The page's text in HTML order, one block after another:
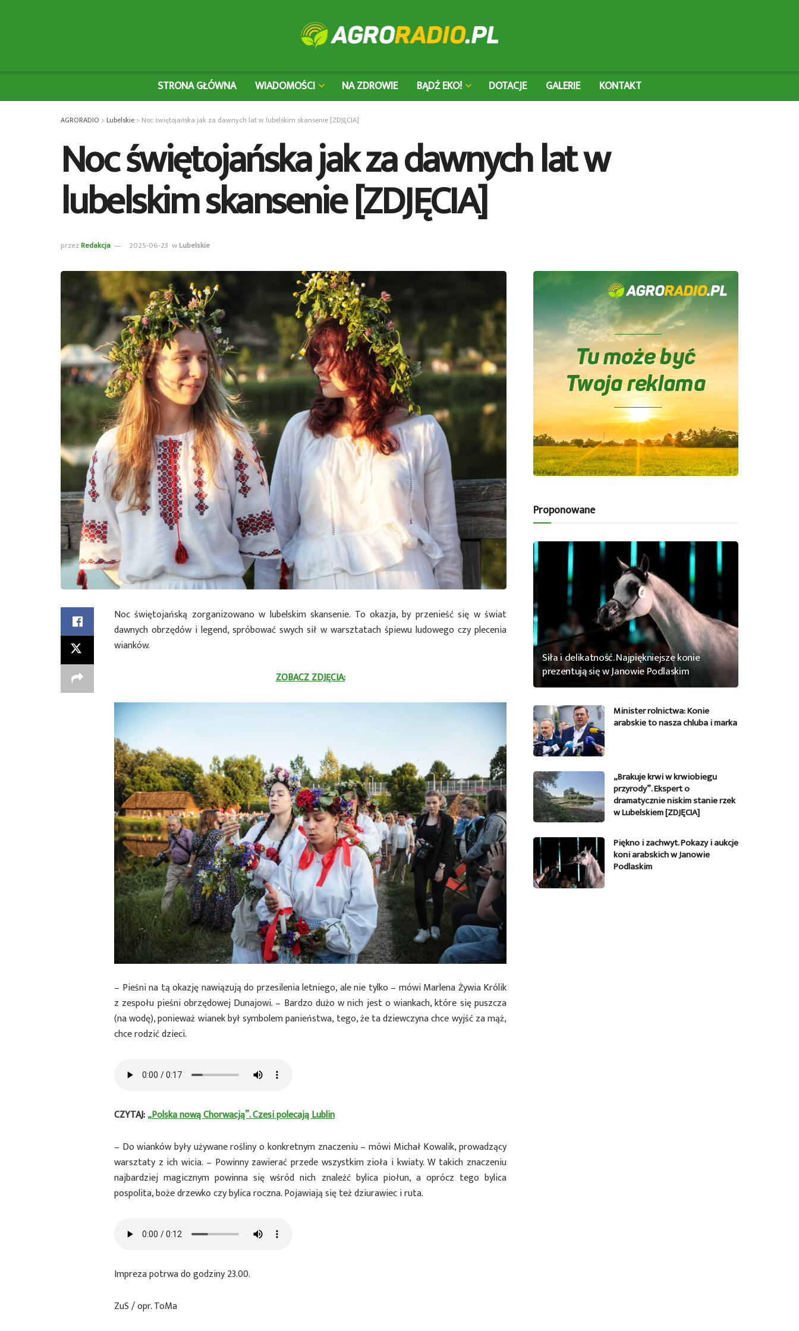
STRONA GŁÓWNA WIADOMOŚCI NA ZDROWIE BĄDŹ EKO! DOTACJE GALERIE KONTAKT
AGRORADIO >Lubelskie > Noc świętojańska jak za dawnych lat w lubelskim skansenie [ZDJĘCIA]
Noc świętojańska jak za dawnych lat w
lubelskim skansenie [ZDJĘCIA]
przezRedakcja 2025-06-23 wLubelskie
Noc świętojańską zorganizowano w lubelskim skansenie. To okazja, by przenieść się w świat
dawnych obrzędów i legend, spróbować swych sił w warsztatach śpiewu ludowego czy plecenia
wianków.
ZOBACZ ZDJĘCIA:
– Pieśni na tą okazję nawiązują do przesilenia letniego, ale nie tylko – mówi Marlena Żywia Królik
z zespołu pieśni obrzędowej Dunajowi. – Bardzo dużo w nich jest o wiankach, które się puszcza
(na wodę), ponieważ wianek był symbolem panieństwa, tego, że ta dziewczyna chce wyjść za mąż,
chce rodzić dzieci.
CZYTAJ:„Polska nową Chorwacją”. Czesi polecają Lublin
– Do wianków były używane rośliny o konkretnym znaczeniu – mówi Michał Kowalik, prowadzący
warsztaty z ich wicia. – Powinny zawierać przede wszystkim zioła i kwiaty. W takich znaczeniu
najbardziej magicznym powinna się wśród nich znaleźć bylica piołun, a oprócz tego bylica
pospolita, boże drzewko czy bylica roczna. Pojawiają się też dziurawiec i ruta.
Impreza potrwa do godziny 23.00.
ZuS / opr. ToMa
Proponowane
Siła i delikatność. Najpiękniejsze konie
prezentują się w Janowie Podlaskim
Minister rolnictwa: Konie
arabskie to nasza chluba i marka
„Brakuje krwi w krwiobiegu
przyrody”. Ekspert o
dramatycznie niskim stanie rzek
w Lubelskiem [ZDJĘCIA]
Piękno i zachwyt. Pokazy i aukcje
koni arabskich w Janowie
Podlaskim